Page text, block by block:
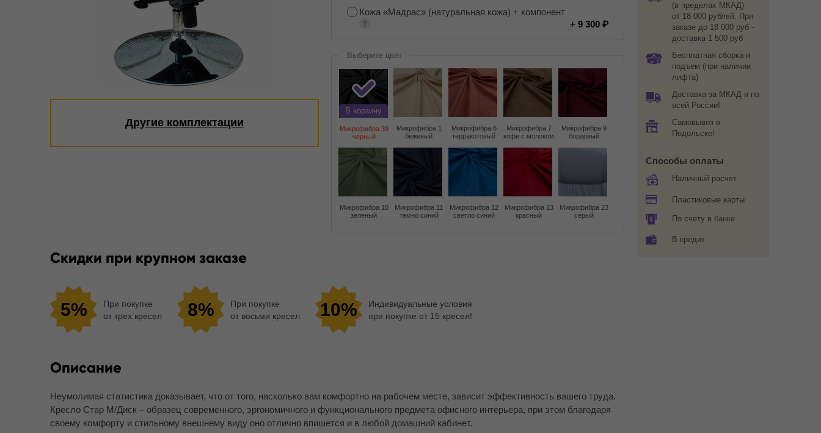
Другие комплектации
(в пределах МКАД)
от 18 000 рублей. При
заказе до 18 000 руб -
доставка 1 500 руб
Бесплатная сборка и
подъем (при наличии
лифта)
Доставка за МКАД и по
всей России!
Самовывоз в
Подольске!
Способы оплаты
Наличный расчет
Пластиковые карты
По счету в банке
В кредит
Кожа «Мадрас» (натуральная кожа) + компонент
+ 9 300
Выберите цвет
В корзину
Микрофибра 39
черный
Микрофибра 1
бежевый
Микрофибра 6
терракотовый
Микрофибра 7
кофе с молоком
Микрофибра 9
бордовый
Микрофибра 10
зеленый
Микрофибра 11
темно синий
Микрофибра 12
светло синий
Микрофибра 13
красный
Микрофибра 23
серый
Скидки при крупном заказе
5%
При покупке
от трех кресел
8%
При покупке
от восьми кресел
10%
Индивидуальные условия
при покупке от 15 кресел!
Описание
Неумолимая статистика доказывает, что от того, насколько вам комфортно на рабочем месте, зависит эффективность вашего труда.
Кресло Стар M/Диск – образец современного, эргономичного и функционального предмета офисного интерьера, при этом благодаря
своему комфорту и стильному внешнему виду оно отлично впишется и в любой домашний кабинет.